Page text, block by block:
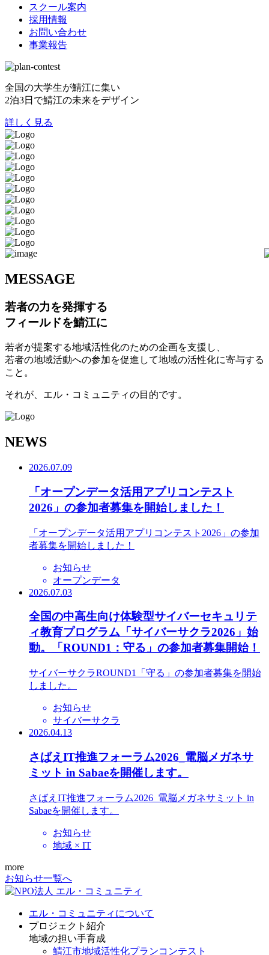
スクール案内
採用情報
お問い合わせ
事業報告
全国の大学生が鯖江に集い
2泊3日で鯖江の未来をデザイン
詳しく見る
MESSAGE
若者の力を発揮する
フィールドを鯖江に
若者が提案する地域活性化のための企画を支援し、
若者の地域活動への参加を促進して地域の活性化に寄与する
こと。
それが、エル・コミュニティの目的です。
NEWS
2026.07.09
「オープンデータ活用アプリコンテスト
2026」の参加者募集を開始しました！
「オープンデータ活用アプリコンテスト2026」の参加
者募集を開始しました！
お知らせ
オープンデータ
2026.07.03
全国の中高生向け体験型サイバーセキュリテ
ィ教育プログラム「サイバーサクラ2026」始
動。「ROUND1：守る」の参加者募集開始！
サイバーサクラROUND1「守る」の参加者募集を開始
しました。
お知らせ
サイバーサクラ
2026.04.13
さばえIT推進フォーラム2026_電脳メガネサ
ミット in Sabaeを開催します。
さばえIT推進フォーラム2026_電脳メガネサミット in
Sabaeを開催します。
お知らせ
地域 × IT
more
お知らせ一覧へ
エル・コミュニティについて
プロジェクト紹介
地域の担い手育成
鯖江市地域活性化プランコンテスト